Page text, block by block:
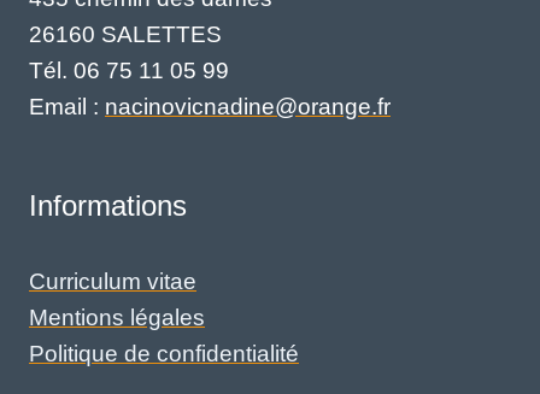
26160 SALETTES
Tél. 06 75 11 05 99
Email : nacinovicnadine@orange.fr
Informations
Curriculum vitae
Mentions légales
Politique de confidentialité